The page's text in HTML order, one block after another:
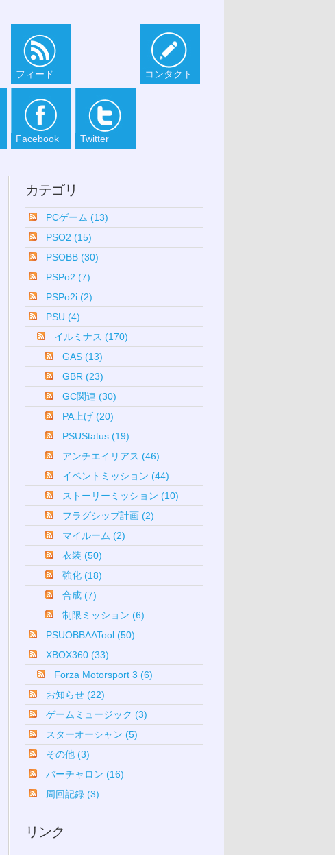
フィード コンタクト
Facebook Twitter
カテゴリ
PCゲーム (13)
PSO2 (15)
PSOBB (30)
PSPo2 (7)
PSPo2i (2)
PSU (4)
イルミナス (170)
GAS (13)
GBR (23)
GC関連 (30)
PA上げ (20)
PSUStatus (19)
アンチエイリアス (46)
イベントミッション (44)
ストーリーミッション (10)
フラグシップ計画 (2)
マイルーム (2)
衣装 (50)
強化 (18)
合成 (7)
制限ミッション (6)
PSUOBBAATool (50)
XBOX360 (33)
Forza Motorsport 3 (6)
お知らせ (22)
ゲームミュージック (3)
スターオーシャン (5)
その他 (3)
バーチャロン (16)
周回記録 (3)
リンク